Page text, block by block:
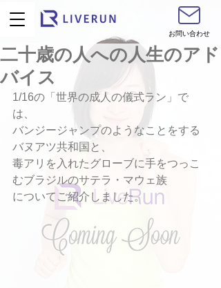
お問い合わせ
二十歳の人への人生のアド
バイス
1/16の「世界の成人の儀式ラン」で
は、
バンジージャンプのようなことをする
バヌアツ共和国と、
毒アリを入れたグローブに手をつっこ
むブラジルのサテラ・マウェ族
についてご紹介しました。